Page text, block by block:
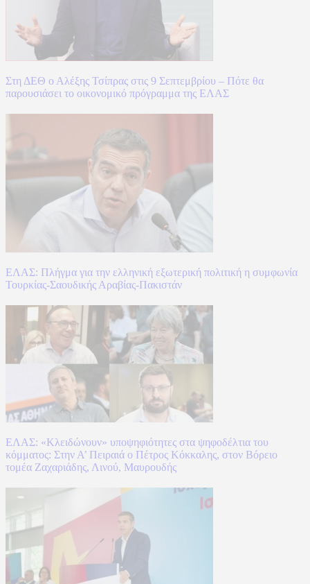
Στη ΔΕΘ ο Αλέξης Τσίπρας στις 9 Σεπτεμβρίου – Πότε θα
παρουσιάσει το οικονομικό πρόγραμμα της ΕΛΑΣ
ΕΛΑΣ: Πλήγμα για την ελληνική εξωτερική πολιτική η συμφωνία
Τουρκίας-Σαουδικής Αραβίας-Πακιστάν
ΕΛΑΣ: «Κλειδώνουν» υποψηφιότητες στα ψηφοδέλτια του
κόμματος: Στην Α’ Πειραιά ο Πέτρος Κόκκαλης, στον Βόρειο
τομέα Ζαχαριάδης, Λινού, Μαυρουδής